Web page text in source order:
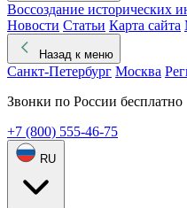
Воссоздание исторических
Новости Статьи Карта сайта
Назад к меню
Санкт-Петербург Москва
Звонки по России бесплатно
+7 (800) 555-46-75
RU